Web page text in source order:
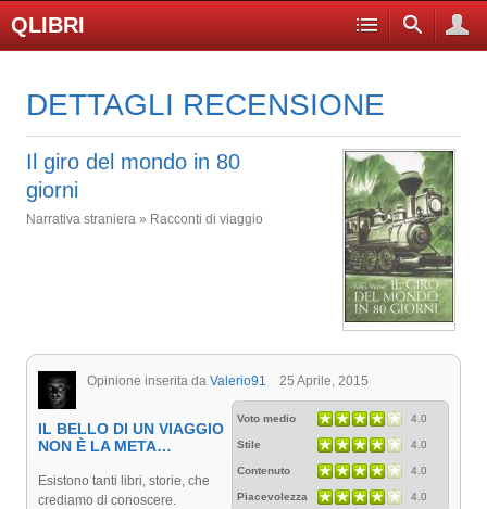
QLIBRI
DETTAGLI RECENSIONE
Il giro del mondo in 80
giorni
Narrativa straniera » Racconti di viaggio
Opinione inserita da Valerio91 25 Aprile, 2015
Voto medio 4.0
Stile 4.0
Contenuto 4.0
Piacevolezza 4.0
IL BELLO DI UN VIAGGIO
NON È LA META…
Esistono tanti libri, storie, che
crediamo di conoscere.